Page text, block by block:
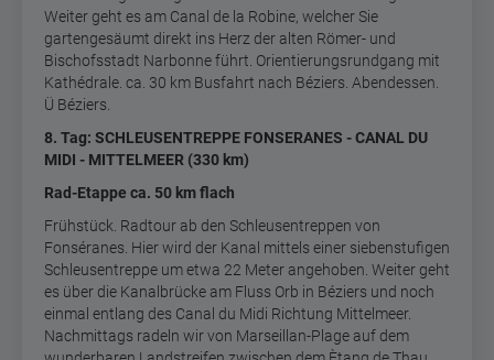
Weiter geht es am Canal de la Robine, welcher Sie
gartengesäumt direkt ins Herz der alten Römer- und
Bischofsstadt Narbonne führt. Orientierungsrundgang mit
Kathédrale. ca. 30 km Busfahrt nach Béziers. Abendessen.
Ü Béziers.
8. Tag: SCHLEUSENTREPPE FONSERANES - CANAL DU
MIDI - MITTELMEER (330 km)
Rad-Etappe ca. 50 kmflach
Frühstück. Radtour ab den Schleusentreppen von
Fonséranes. Hier wird der Kanal mittels einer siebenstufigen
Schleusentreppe um etwa 22 Meter angehoben. Weiter geht
es über die Kanalbrücke am Fluss Orb in Béziers und noch
einmal entlang des Canal du Midi Richtung Mittelmeer.
Nachmittags radeln wir von Marseillan-Plage auf dem